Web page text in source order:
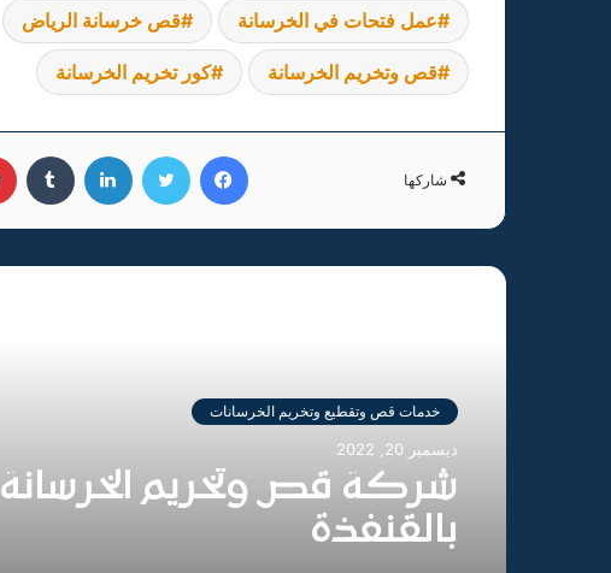
عمل فتحات في الخرسانة قص خرسانة الرياض
قص وتخريم الخرسانة كور تخريم الخرسانة
شاركها
فيسبوك تويتر لينكدإن
خدمات قص وتقطيع وتخريم الخرسانات
ديسمبر 20, 2022
شركة قص وتخريم الخرسانة
بالقنفذة